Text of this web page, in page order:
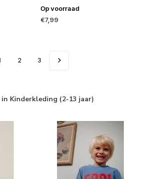
Op voorraad
€7,99
2 3
Kinderkleding (2-13 jaar)